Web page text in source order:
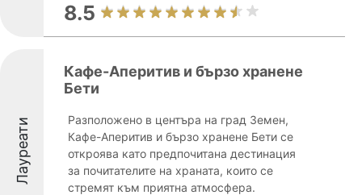
8.5
Лауреати
Кафе-Аперитив и бързо хранене
Бети
Разположено в центъра на град Земен,
Кафе-Аперитив и бързо хранене Бети се
откроява като предпочитана дестинация
за почитателите на храната, които се
стремят към приятна атмосфера.